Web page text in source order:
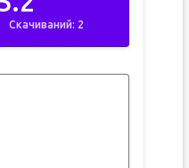
Скачиваний: 2